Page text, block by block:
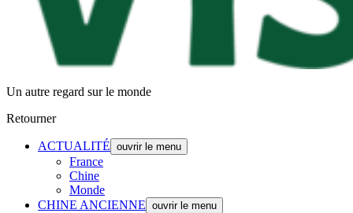
Un autre regard sur le monde
Retourner
ACTUALITÉ ouvrir le menu
France
Chine
Monde
CHINE ANCIENNE ouvrir le menu